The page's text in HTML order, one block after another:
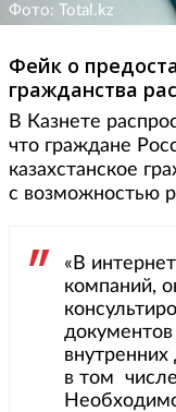
Фото: Total.kz
Фейк о
гражданства
В Казнете
что граждане
казахстанское
с возможностью
«В
компаний,
документов
в том